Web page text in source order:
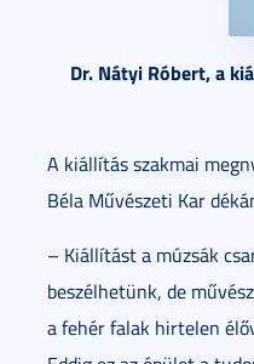
Dr. Nátyi Róbert, a
A kiállítás szakmai
Béla Művészeti Kar
– Kiállítást a múzsák
beszélhetünk, de
a fehér falak hirtelen